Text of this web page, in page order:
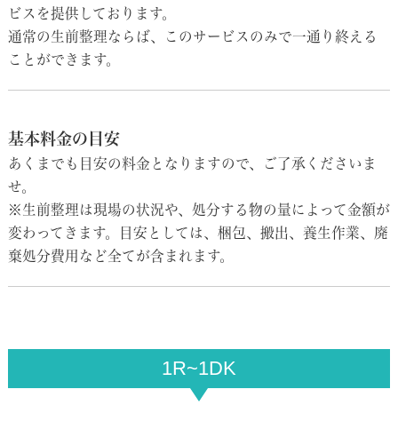
ビスを提供しております。
通常の生前整理ならば、このサービスのみで一通り終える
ことができます。
基本料金の目安
あくまでも目安の料金となりますので、ご了承くださいま
せ。
※生前整理は現場の状況や、処分する物の量によって金額が
変わってきます。目安としては、梱包、搬出、養生作業、廃
棄処分費用など全てが含まれます。
1R~1DK